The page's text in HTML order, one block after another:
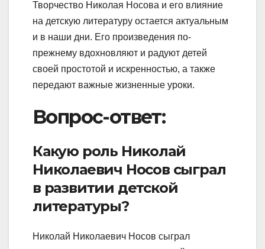
Творчество Николая Носова и его влияние
на детскую литературу остается актуальным
и в наши дни. Его произведения по-
прежнему вдохновляют и радуют детей
своей простотой и искренностью, а также
передают важные жизненные уроки.
Вопрос-ответ:
Какую роль Николай
Николаевич Носов сыграл
в развитии детской
литературы?
Николай Николаевич Носов сыграл